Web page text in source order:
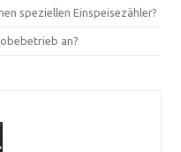
speziellen Einspeisezähler?
an?